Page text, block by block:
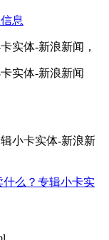
息
实体-新浪新闻，
实体-新浪新闻
小卡实体-新浪新
么？专辑小卡实